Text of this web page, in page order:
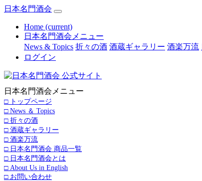
日本名門酒会
Home (current)
日本名門酒会メニュー
News & Topics 折々の酒 酒蔵ギャラリー 酒楽万流
ログイン
日本名門酒会メニュー
□ トップページ
□ News ＆ Topics
□ 折々の酒
□ 酒蔵ギャラリー
□ 酒楽万流
□ 日本名門酒会 商品一覧
□ 日本名門酒会とは
□ About Us in English
□ お問い合わせ